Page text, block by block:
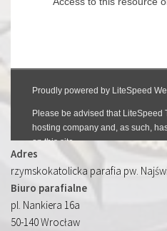
Adres
rzymskokatolicka parafia pw.
Biuro parafialne
pl. Nankiera 16a
50-140 Wrocław